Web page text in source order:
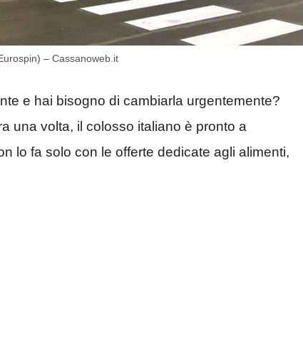
– Cassanoweb.it
e hai bisogno di cambiarla urgentemente?
una volta, il colosso italiano è pronto a
lo fa solo con le offerte dedicate agli alimenti,